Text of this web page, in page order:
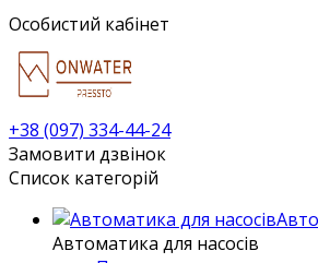
Особистий кабінет
+38 (097) 334-44-24
Замовити дзвінок
Список категорій
Автоматика для насосів